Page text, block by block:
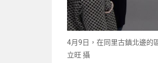
4月9日，在同里古鎮北邊的
立旺 攝